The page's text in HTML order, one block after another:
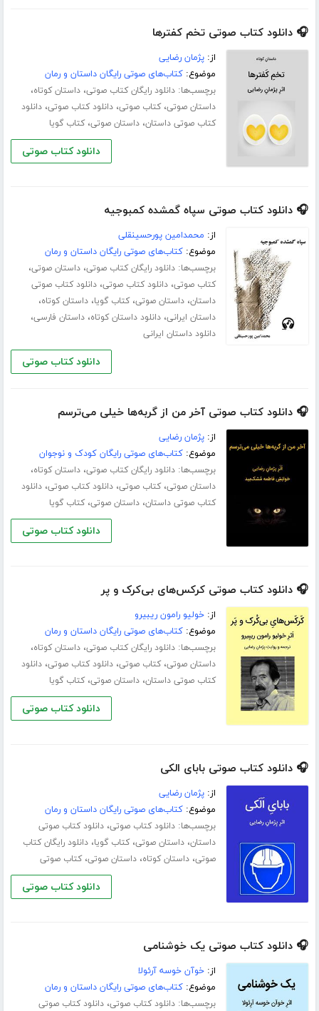
🎧 دانلود کتاب صوتی تخم کفترها
از:پژمان رضایی
موضوع:کتاب‌های صوتی رایگان داستان و رمان
برچسب‌ها:دانلود رایگان کتاب صوتی،داستان کوتاه،
داستان صوتی،کتاب صوتی،دانلود کتاب صوتی،دانلود
کتاب صوتی داستان،داستان صوتی،کتاب گویا
دانلود کتاب صوتی
🎧 دانلود کتاب صوتی سپاه گمشده کمبوجیه
از: محمدامین پورحسینقلی
موضوع:کتاب‌های صوتی رایگان داستان و رمان
برچسب‌ها:دانلود رایگان کتاب صوتی،داستان صوتی،
کتاب صوتی،دانلود کتاب صوتی،دانلود کتاب صوتی
داستان،داستان صوتی،کتاب گویا،داستان کوتاه،
داستان ایرانی،دانلود داستان کوتاه،داستان فارسی،
دانلود داستان ایرانی
دانلود کتاب صوتی
🎧 دانلود کتاب صوتی آخر من از گربه‌ها خیلی می‌ترسم
از:پژمان رضایی
موضوع:کتاب‌های صوتی رایگان کودک و نوجوان
برچسب‌ها:دانلود رایگان کتاب صوتی،داستان کوتاه،
داستان صوتی،کتاب صوتی،دانلود کتاب صوتی،دانلود
کتاب صوتی داستان،داستان صوتی،کتاب گویا
دانلود کتاب صوتی
🎧 دانلود کتاب صوتی کرکس‌های بی‌کرک و پر
از:خولیو رامون ریبیرو
موضوع:کتاب‌های صوتی رایگان داستان و رمان
برچسب‌ها:دانلود رایگان کتاب صوتی،داستان کوتاه،
داستان صوتی،کتاب صوتی،دانلود کتاب صوتی،دانلود
کتاب صوتی داستان،داستان صوتی،کتاب گویا
دانلود کتاب صوتی
🎧 دانلود کتاب صوتی بابای الکی
از:پژمان رضایی
موضوع:کتاب‌های صوتی رایگان داستان و رمان
برچسب‌ها:دانلود کتاب صوتی،دانلود کتاب صوتی
داستان،داستان صوتی،کتاب گویا،دانلود رایگان کتاب
صوتی،داستان کوتاه،داستان صوتی،کتاب صوتی
دانلود کتاب صوتی
🎧 دانلود کتاب صوتی یک خوشنامی
از:خوآن خوسه آرئولا
موضوع:کتاب‌های صوتی رایگان داستان و رمان
برچسب‌ها:دانلود کتاب صوتی،دانلود کتاب صوتی